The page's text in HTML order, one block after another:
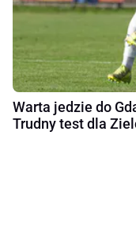
Warta jedzie do
Trudny test dla